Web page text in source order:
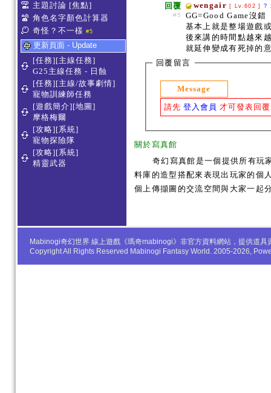
主題討論 [焦點]
角色名字顏色計算器
奇怪？不一樣 #5
更新頁面 - Update
[任務][主線任務]
G25主線任務 - 日蝕
[任務][主線/故事劇情]
寵物訓練師任務
[遊戲簡介][地圖]
摩格梅爾
[攻略][系統]
寵物探險隊
[攻略][系統]
精靈武器
回覆
#5
wengair [ Lv.602 ] ?
GG=Good Game沒錯
基本上就是整場遊戲
後來講的時間點越來
就延伸變成有死掉的
回覆留言
Message
請先 登入會員 才可發表回
關於寫真館
奇幻寫真館是一個提供所有玩
料庫的造型搭配來表現出玩家的個
個上傳擷圖的交流空間與大家一起
Mabinogi奇幻世界 線上遊戲《瑪奇mabinogi》非官方資料網站，提供道
Copyright All Rights Reserved Mabinogi Fantasy World. 2005-2026,